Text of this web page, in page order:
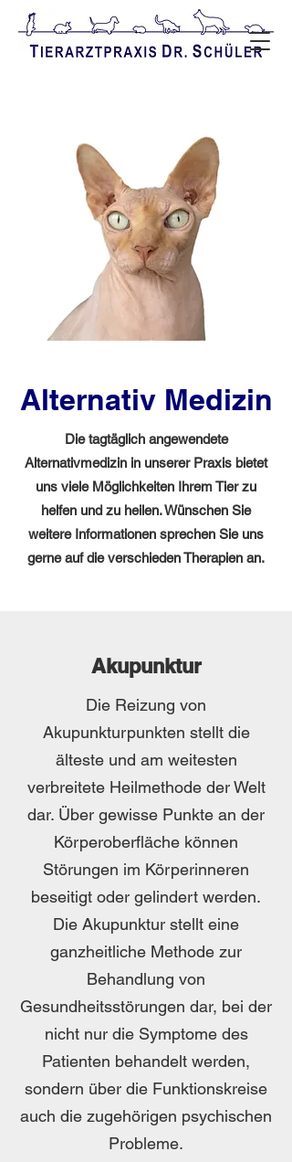
Alternativ Medizin
Die tagtäglich angewendete
Alternativmedizin in unserer Praxis bietet
uns viele Möglichkeiten Ihrem Tier zu
helfen und zu heilen. Wünschen Sie
weitere Informationen sprechen Sie uns
gerne auf die verschieden Therapien an.
Akupunktur
Die Reizung von
Akupunkturpunkten stellt die
älteste und am weitesten
verbreitete Heilmethode der Welt
dar. Über gewisse Punkte an der
Körperoberfläche können
Störungen im Körperinneren
beseitigt oder gelindert werden.
Die Akupunktur stellt eine
ganzheitliche Methode zur
Behandlung von
Gesundheitsstörungen dar, bei der
nicht nur die Symptome des
Patienten behandelt werden,
sondern über die Funktionskreise
auch die zugehörigen psychischen
Probleme.